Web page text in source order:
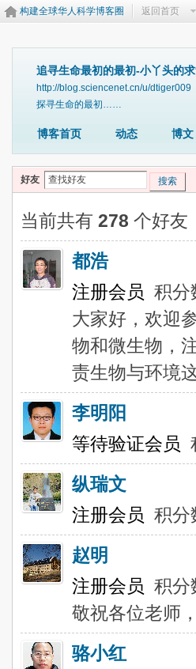
构建全球华人科学博客圈 返回首页
追寻生命最初的最初-小丫头的
http://blog.sciencenet.cn/u/dtiger009
探寻生命的最初……
博客首页 动态 博文
好友 搜索
当前共有 278 个好友
都浩
注册会员 积分
大家好，欢迎
物和微生物，
责生物与环境
李明阳
等待验证会员
纵瑞文
注册会员 积分
赵明
注册会员 积分
敬祝各位老师
骆小红